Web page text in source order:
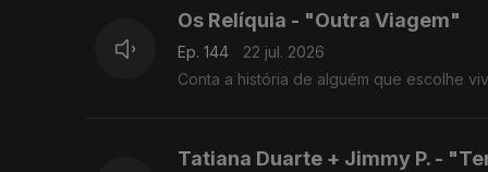
Os Relíquia - "Outra Viagem"
Ep. 144
22 jul. 2026
Conta a história de alguém que escolhe
Tatiana Duarte + Jimmy P. -